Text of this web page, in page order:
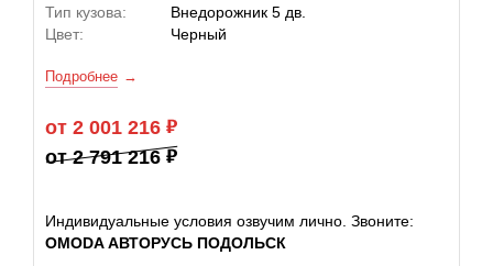
Тип кузова:
Внедорожник 5 дв.
Цвет:
Черный
Подробнее
от 2 001 216
от 2 791 216
Индивидуальные условия озвучим лично. Звоните:
OMODA АВТОРУСЬ ПОДОЛЬСК